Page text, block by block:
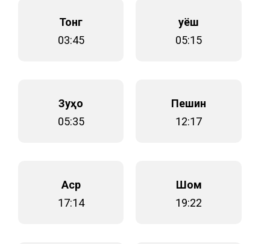
Тонг
03:45
Қуёш
05:15
Зуҳо
05:35
Пешин
12:17
Аср
17:14
Шом
19:22